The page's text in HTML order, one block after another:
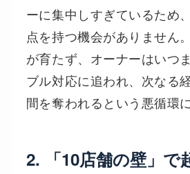
ーに集中しすぎているため
点を持つ機会がありません
が育たず、オーナーはいつ
ブル対応に追われ、次なる
間を奪われるという悪循環
2. 「10店舗の壁」で